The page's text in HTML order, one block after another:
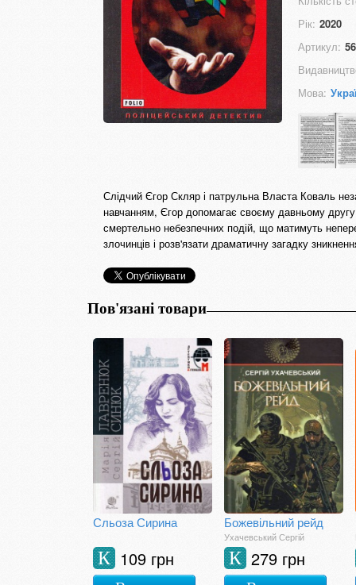
Рік: 2020
Артикул:
Мова:
Слідчий Єгор Скляр і патрульна Власта Коваль
навчанням, Єгор допомагає своєму давньому
смертельно небезпечних подій, що матимуть
злочинців і розв'язати драматичну загадку
Пов'язані товари
Сльоза Сирина
109 грн
К
Божевільний рейд
Ухачевський Сергій
279 грн
К